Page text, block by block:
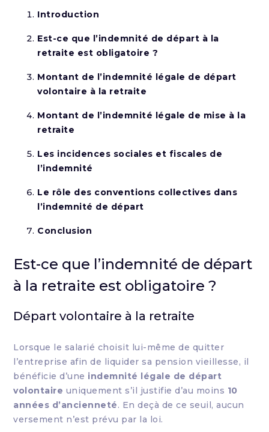
Introduction
Est-ce que l’indemnité de départ à la
retraite est obligatoire ?
Montant de l’indemnité légale de départ
volontaire à la retraite
Montant de l’indemnité légale de mise à la
retraite
Les incidences sociales et fiscales de
l’indemnité
Le rôle des conventions collectives dans
l’indemnité de départ
Conclusion
Est-ce que l’indemnité de départ
à la retraite est obligatoire ?
Départ volontaire à la retraite
Lorsque le salarié choisit lui-même de quitter
l’entreprise afin de liquider sa pension vieillesse, il
bénéficie d’une indemnité légale de départ
volontaire uniquement s’il justifie d’au moins 10
années d’ancienneté. En deçà de ce seuil, aucun
versement n’est prévu par la loi.